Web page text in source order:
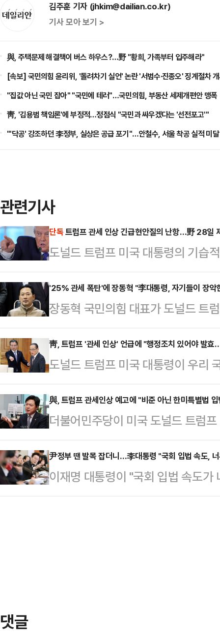
김주훈 기자 (jhkim@dailian.co.kr)
기사 모아 보기 >
與, 주택문제 해결책이 버스 하우스?…野 "황희, 가족부터 입주해라"
[속보] 국민의힘 윤리위, '돌려차기 실언' 논란 '서범수·진종오' 징계절차
"집값 아닌 국민 잡아" "국민에 테러"…국민의힘, 부동산 세제개편안 맹폭
靑, '김용범 책임론'에 부정적…정점식 "국민과 싸우겠다는 '선전포고'"
"'닥공' 강조하던 李정부, 실상은 공급 포기"…안철수, 서울 착공 실적 미
관련기사
단독트럼프 관세 인상 긴급현안질의 난항…野 28일
도널드 트럼프 미국 대통령의 기습
운 가운데, 대미 통상 리스크가 현
에서의 대응 논의가 첫 단계부터 제
회 재정경제기획위원회 긴급현안
다. 국민의힘은 상황이 긴박한 만큼
안했으나, 더불어민주당은 여러 이
끼지 못하겠다는 입장인 것으로 나
재경위 야당 간사 박수영 의원은…
'25% 관세 폭탄'에 장동혁 "李대통령, 자기들이 장악
장동혁 국민의힘 대표가 도널드 트
미이행을 이유로 한국산 물품에 관
겠다고 경고한 데 대해 "이재명 대
령에게 전화해야 한다"고 말했다.
인 번호를 받았다고 좋아하는 철없
탓하면서 화만 내는 대통령. 그 사
졌다"면서 이같이 말했다. 장 대표
후 단식을 …
靑, 트럼프 '관세 인상' 언급에 "행정조치 있어야 발
도널드 트럼프 미국 대통령이 우리
리나라에 대한 상호관세와 자동차
고 밝힌 가운데, 청와대는 "우리 정
는 한편, 차분하게 대응해나갈 계
일 오후 서면브리핑을 통해 "관세
야 발효된다"며 이 같이 밝혔다.강
책실장, 위성락 안보실장 주재로 대
의 관세 인상 발표 …
與, 트럼프 관세인상 예고에 "비준 아닌 한미특별법
더불어민주당이 미국 도널드 트럼
승인을 이유로 관세 인상 카드를 꺼
국회 비준이 아닌 '한·미 전략적 투
입법을 요구한 것이라고 해석했다.
원내대책회의 후 기자들과 만나 "일
尹정부 땐 발목 잡더니…李대통령 "국회 입법 속도,
이재명 대통령이 "국회 입법 속도
태"라고 토로했다.이 대통령은 27
댓글